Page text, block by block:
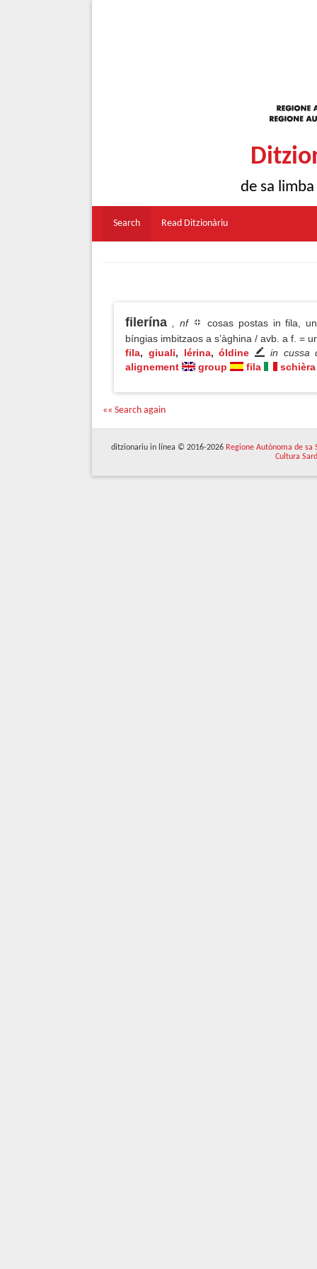
de sa
Search Read Ditzionàriu
filerína , nf
cosas postas in fila,
bíngias imbitzaos a s’àghina / avb. a f. =
fila, giuali, lérina,óldine
in cussa
alignement
group fila schièra
«« Search again
ditzionariu in línea © 2016-2026 Regione Autònoma de sa
Cultura